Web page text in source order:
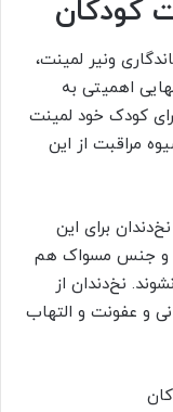
کودکان
ونیر لمینت،
اهمیتی به
کودک خود لمینت
مراقبت از این
برای این
و جنس مسواک هم
نخ‌دندان از
و عفونت و التهاب